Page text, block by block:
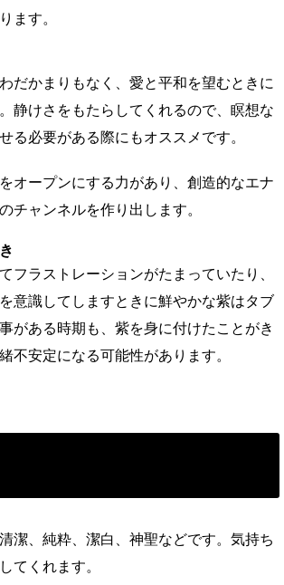
ます。
だかまりもなく、愛と平和を望むときに
静けさをもたらしてくれるので、瞑想な
る必要がある際にもオススメです。
オープンにする力があり、創造的なエナ
チャンネルを作り出します。
フラストレーションがたまっていたり、
意識してしますときに鮮やかな紫はタブ
がある時期も、紫を身に付けたことがき
不安定になる可能性があります。
潔、純粋、潔白、神聖などです。気持ち
てくれます。